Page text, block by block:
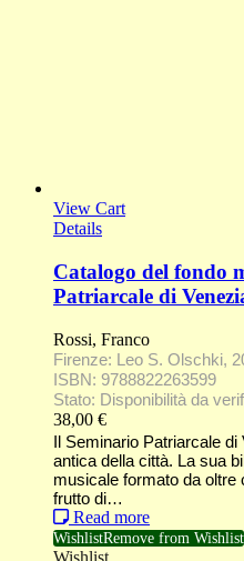
View Cart
Details
Catalogo del fondo
Patriarcale di
Rossi, Franco
Firenze: Leo S. Olschki,
ISBN: 9788822263599
Stato: Disponibilità da
38,00 €
Il Seminario Patriarcale
antica della città. La sua
musicale formato da oltre
frutto di…
Read more
WishlistRemove from Wishlist
Wishlist